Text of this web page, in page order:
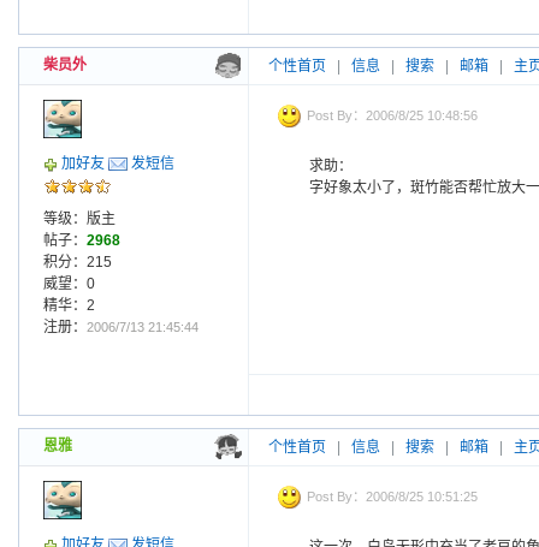
柴员外 个性首页 信息 搜索 邮箱 主
加好友 发短信
等级：版主
帖子： 2968
积分：215
威望：0
精华：2
注册： 2006/7/13 21:45:44
Post By：2006/8/25 10:48:56
求助：
字好象太小了，斑竹能否帮忙放大
恩雅 个性首页 信息 搜索 邮箱 主
Post By：2006/8/25 10:51:25